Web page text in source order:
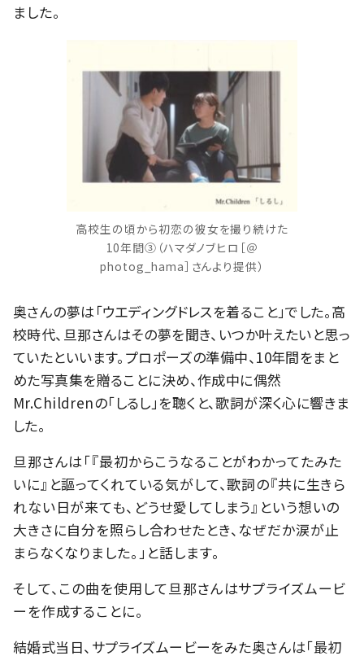
ました。
高校生の頃から初恋の彼女を撮り続けた
10年間③（ハマダノブヒロ［＠
photog_hama］さんより提供）
奥さんの夢は「ウエディングドレスを着ること」でした。高
校時代、旦那さんはその夢を聞き、いつか叶えたいと思っ
ていたといいます。 プロポーズの準備中、10年間をまと
めた写真集を贈ることに決め、作成中に偶然
Mr.Childrenの「しるし」を聴くと、歌詞が深く心に響きま
した。
旦那さんは「『最初からこうなることがわかってたみた
いに』と謳ってくれている気がして、歌詞の『共に生きら
れない日が来ても、どうせ愛してしまう』という想いの
大きさに自分を照らし合わせたとき、なぜだか涙が止
まらなくなりました。」と話します。
そして、この曲を使用して旦那さんはサプライズムービ
ーを作成することに。
結婚式当日、サプライズムービーをみた奥さんは「最初